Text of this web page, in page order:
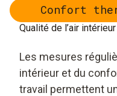
Confort
Qualité de l’air
Les mesures
intérieur et du
travail permettent